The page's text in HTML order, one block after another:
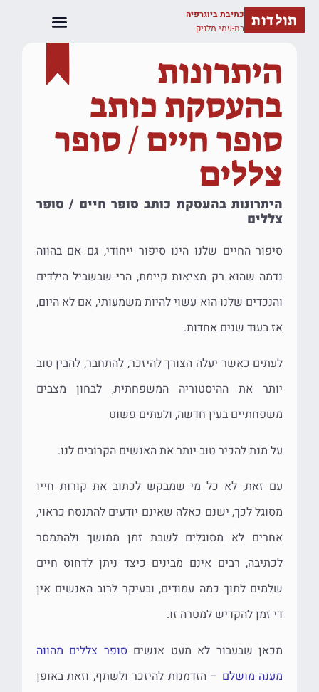
תולדות
כתיבת ביוגרפיה
בת-עמי מלניק
היתרונות
בהעסקת כותב
סופר חיים / סופר
צללים
היתרונות בהעסקת כותב סופר חיים / סופר
צללים
סיפור החיים שלנו הינו סיפור ייחודי, גם אם בהווה
נדמה שהוא רק מציאות קיימת, הרי שבשביל הילדים
והנכדים שלנו הוא עשוי להיות משמעותי, אם לא היום,
אז בעוד שנים אחדות.
לעתים כאשר יעלה הצורך להיזכר, להתחבר, להבין טוב
יותר את ההיסטוריה המשפחתית, לבחון מצבים
משפחתיים בעין חדשה, ולעתים פשוט
על מנת להכיר טוב יותר את האנשים הקרובים לנו.
עם זאת, לא כל מי שמבקש לכתוב את קורות חייו
מסוגל לכך, ישנם כאלה שאינם יודעים להתנסח כראוי,
אחרים לא מסוגלים לשבת זמן ממושך ולהתמסר
לכתיבה, רבים אינם מבינים כיצד ניתן לדחוס חיים
שלמים לתוך כמה עמודים, ובעיקר לרוב האנשים אין
די זמן להקדיש למטרה זו.
מכאן שבעבור לא מעט אנשים סופר צללים מהווה
מענה מושלם – הזדמנות להיזכר ולשתף, וזאת באופן